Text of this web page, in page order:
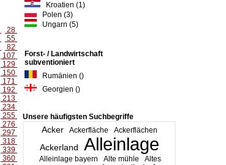
Kroatien (1)
Polen (3)
Ungarn (5)
Forst- / Landwirtschaft
subventioniert
Rumänien ()
Georgien ()
Unsere häufigsten Suchbegriffe
Acker Ackerfläche Ackerflächen
Ackerland Alleinlage
Alleinlage bayern Alte mühle
Altes
28
55
82
107
129
150
171
192
213
234
255
276
297
318
339
360